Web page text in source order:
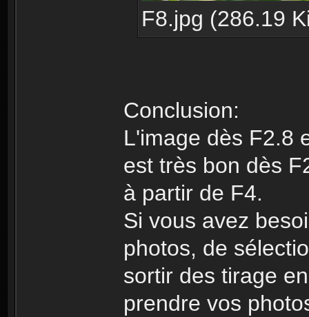
F8.jpg (286.19
Conclusion:
L'image dès F2.8
est très bon dès
à partir de F4.
Si vous avez
photos, de
sortir des tirage
prendre vos